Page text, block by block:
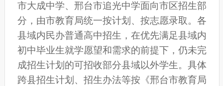
市大成中学、邢台市追光中学面向市区招生部
分，由市教育局统一按计划、按志愿录取。各
县域内民办普通高中招生，在优先满足县域内
初中毕业生就学愿望和需求的前提下，仍未完
成招生计划的可招收部分县域以外学生。具体
跨县招生计划、招生办法等按《邢台市教育局